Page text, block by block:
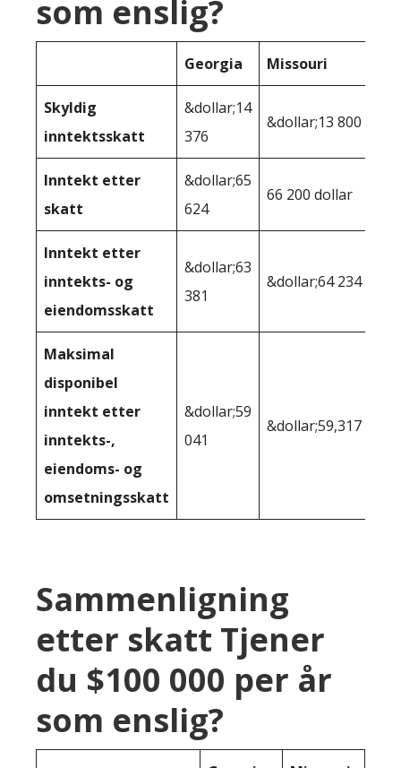
som enslig?
Georgia Missouri
Skyldig
inntektsskatt
&dollar;14
376
&dollar;13 800
Inntekt etter
skatt
&dollar;65
624
66 200 dollar
Inntekt etter
inntekts- og
eiendomsskatt
&dollar;63
381
&dollar;64 234
Maksimal
disponibel
inntekt etter
inntekts-,
eiendoms- og
omsetningsskatt
&dollar;59
041
&dollar;59,317
Sammenligning
etter skatt Tjener
du $100 000 per år
som enslig?